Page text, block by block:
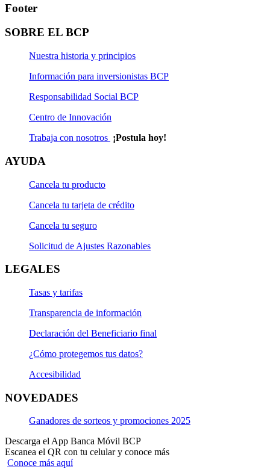
Footer
SOBRE EL BCP
Nuestra historia y principios
Información para inversionistas BCP
Responsabilidad Social BCP
Centro de Innovación
Trabaja con nosotros ¡Postula hoy!
AYUDA
Cancela tu producto
Cancela tu tarjeta de crédito
Cancela tu seguro
Solicitud de Ajustes Razonables
LEGALES
Tasas y tarifas
Transparencia de información
Declaración del Beneficiario final
¿Cómo protegemos tus datos?
Accesibilidad
NOVEDADES
Ganadores de sorteos y promociones 2025
Descarga el App Banca Móvil BCP
Escanea el QR con tu celular y conoce más
Conoce más aquí